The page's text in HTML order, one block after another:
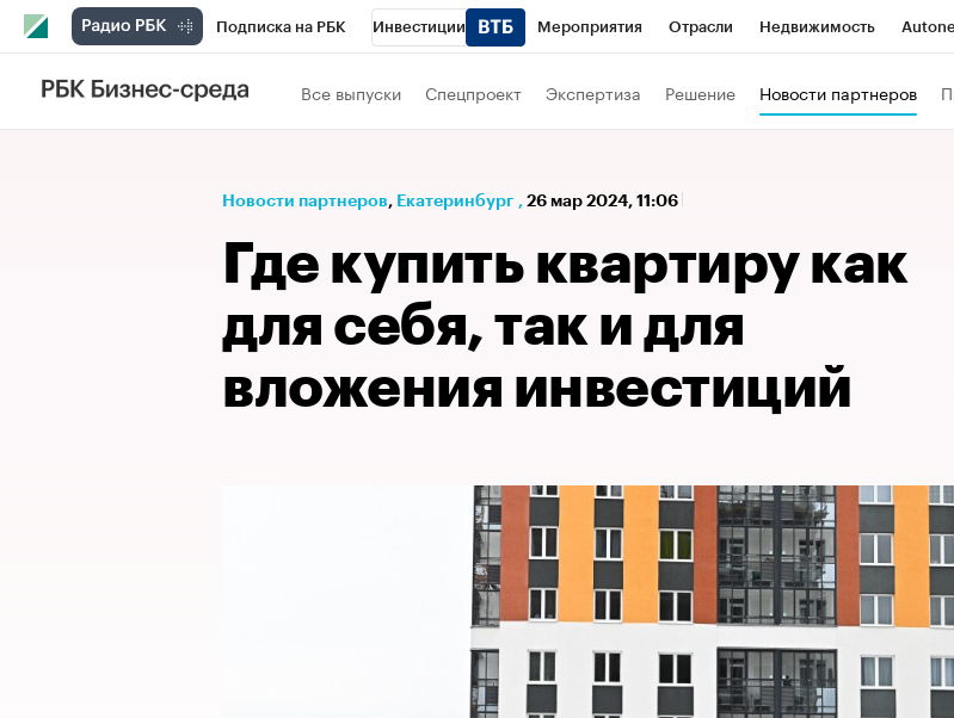
Подписка на РБК Инвестиции Мероприятия Отрасли Недвижимость
РБК Вино
Проверка контрагентов
Все выпуски Спецпроект Экспертиза Решение Новости партнеров
Новости партнеров⁠, Екатеринбург , 26 мар 2024, 11:06
Где купить квартиру как
для себя, так и для
вложения инвестиций